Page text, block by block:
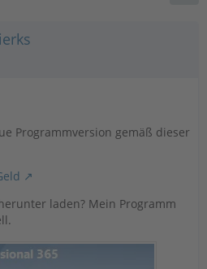
Programmversion gemäß dieser
laden? Mein Programm